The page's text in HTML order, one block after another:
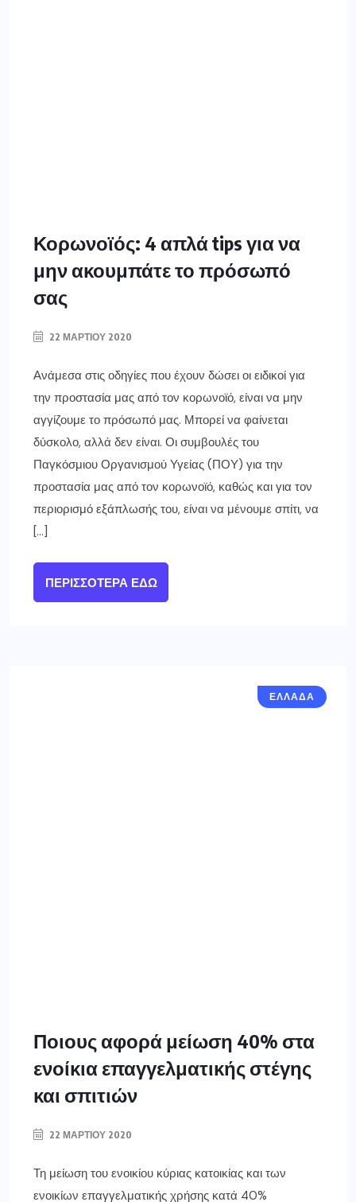
Κορωνοϊός: 4 απλά tips για να
μην ακουμπάτε το πρόσωπό
σας
22 ΜΑΡΤΊΟΥ 2020
Ανάμεσα στις οδηγίες που έχουν δώσει οι ειδικοί για
την προστασία μας από τον κορωνοϊό, είναι να μην
αγγίζουμε το πρόσωπό μας. Μπορεί να φαίνεται
δύσκολο, αλλά δεν είναι. Οι συμβουλές του
Παγκόσμιου Οργανισμού Υγείας (ΠΟΥ) για την
προστασία μας από τον κορωνοϊό, καθώς και για τον
περιορισμό εξάπλωσής του, είναι να μένουμε σπίτι, να
[…]
ΠΕΡΙΣΣΌΤΕΡΑ ΕΔΏ
ΕΛΛΑΔΑ
Ποιους αφορά μείωση 40% στα
ενοίκια επαγγελματικής στέγης
και σπιτιών
22 ΜΑΡΤΊΟΥ 2020
Τη μείωση του ενοικίου κύριας κατοικίας και των
ενοικίων επαγγελματικής χρήσης κατά 40%